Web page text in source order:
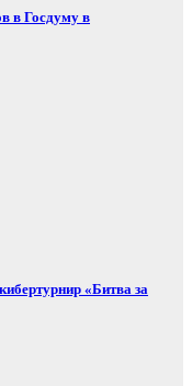
в Госдуму в
«Битва за